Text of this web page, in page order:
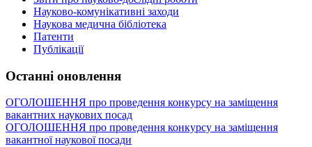
Науково-комунікативні заходи
Наукова медична бібліотека
Патенти
Публікації
Останні оновлення
ОГОЛОШЕННЯ про проведення конкурсу на заміщення
вакантних наукових посад
ОГОЛОШЕННЯ про проведення конкурсу на заміщення
вакантної наукової посади